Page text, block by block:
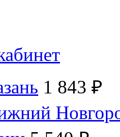
1 843 ₽